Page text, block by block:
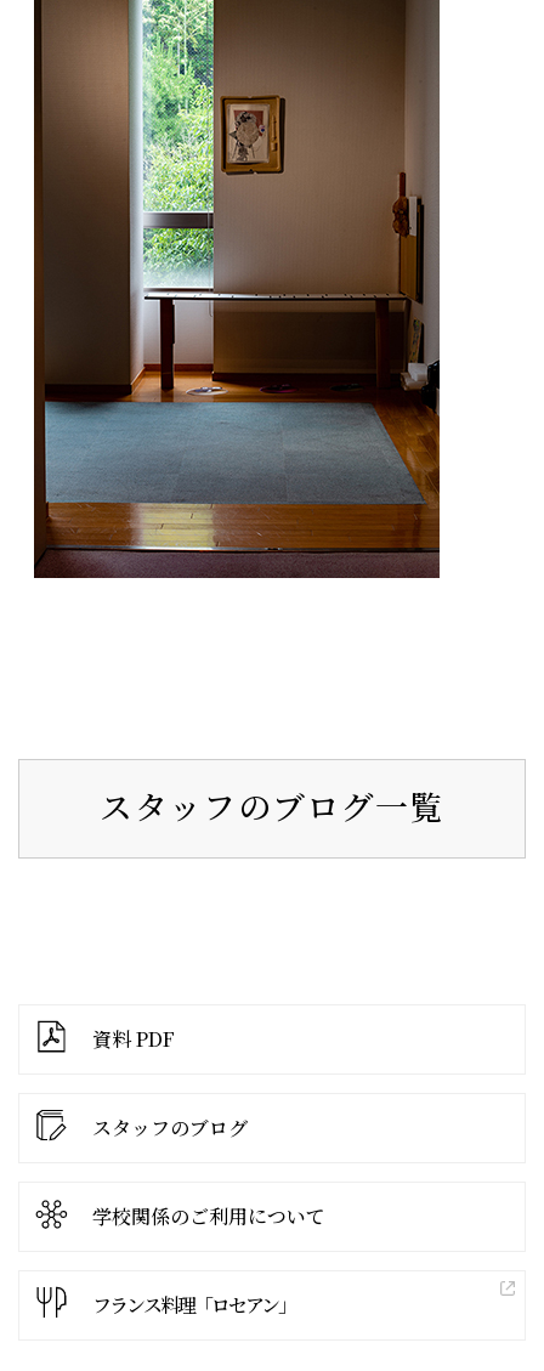
スタッフのブログ一覧
資料 PDF
スタッフのブログ
学校関係のご利用について
フランス料理「ロセアン」